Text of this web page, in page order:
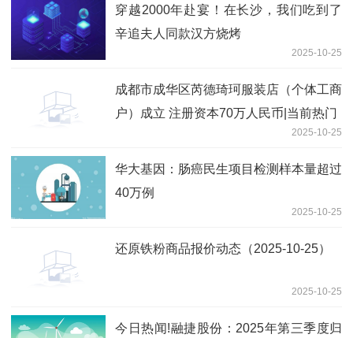
穿越2000年赴宴！在长沙，我们吃到了
辛追夫人同款汉方烧烤
2025-10-25
成都市成华区芮德琦珂服装店（个体工商
户）成立 注册资本70万人民币|当前热门
2025-10-25
华大基因：肠癌民生项目检测样本量超过
40万例
2025-10-25
还原铁粉商品报价动态（2025-10-25）
2025-10-25
今日热闻!融捷股份：2025年第三季度归